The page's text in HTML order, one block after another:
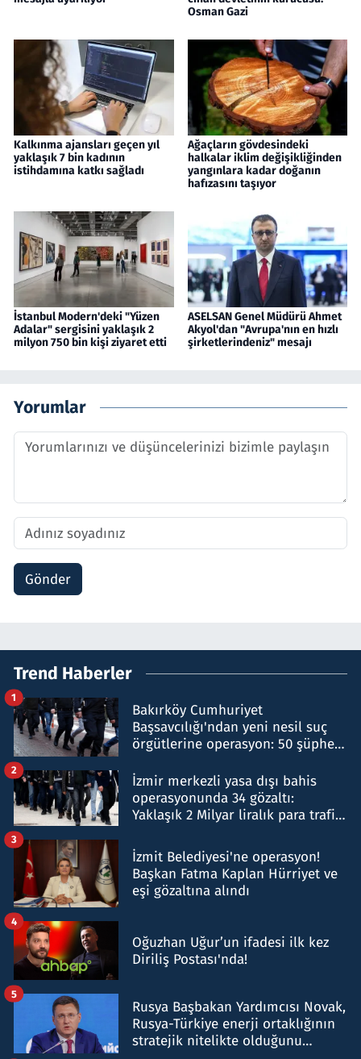
Osman Gazi
Kalkınma ajansları geçen yıl
yaklaşık 7 bin kadının
istihdamına katkı sağladı
Ağaçların gövdesindeki
halkalar iklim değişikliğinden
yangınlara kadar doğanın
hafızasını taşıyor
İstanbul Modern'deki "Yüzen
Adalar" sergisini yaklaşık 2
milyon 750 bin kişi ziyaret etti
ASELSAN Genel Müdürü Ahmet
Akyol'dan "Avrupa'nın en hızlı
şirketlerindeniz" mesajı
Yorumlar
Gönder
Trend Haberler
Bakırköy Cumhuriyet
Başsavcılığı'ndan yeni nesil suç
örgütlerine operasyon: 50 şüpheli
1
İzmir merkezli yasa dışı bahis
operasyonunda 34 gözaltı:
Yaklaşık 2 Milyar liralık para trafiği
2
İzmit Belediyesi'ne operasyon!
Başkan Fatma Kaplan Hürriyet ve
eşi gözaltına alındı
3
Oğuzhan Uğur’un ifadesi ilk kez
Diriliş Postası'nda!
4
Rusya Başbakan Yardımcısı Novak,
Rusya-Türkiye enerji ortaklığının
stratejik nitelikte olduğunu
5